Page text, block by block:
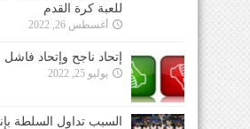
للعبة كرة القدم
أغسطس 26, 2022
إتحاد ناجح وإتحاد فاشل
يوليو 25, 2022
السبب تداول السلطة